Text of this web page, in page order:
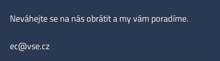
Neváhejte se na nás obrátit a my vám poradíme.
ec@vse.cz